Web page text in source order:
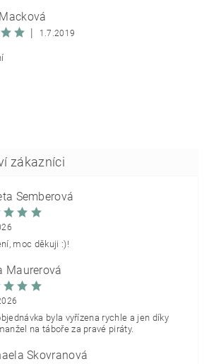
|
1.7.2019
Šemberová
moc děkuji :)!
Maurerová
byla vyřízena rychle a jen díky
na táboře za pravé piráty.
Škovranová